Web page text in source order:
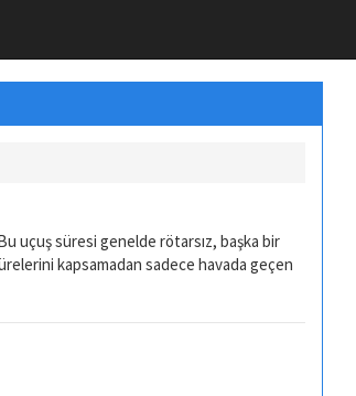
uçuş süresi genelde rötarsız, başka bir
kapsamadan sadece havada geçen